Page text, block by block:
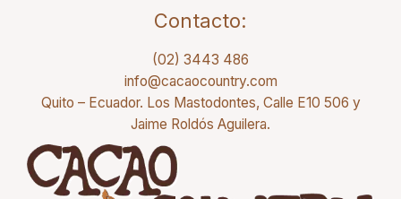
Contacto:
(02) 3443 486
info@cacaocountry.com
Quito – Ecuador. Los Mastodontes, Calle E10 506 y
Jaime Roldós Aguilera.